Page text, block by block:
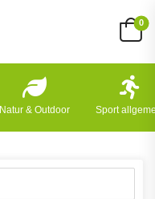
0
Natur & Outdoor Sport